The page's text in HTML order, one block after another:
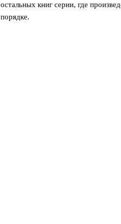
остальных книг серии, где
порядке.